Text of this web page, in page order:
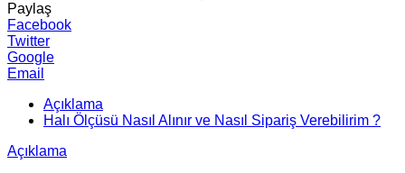
Paylaş
Facebook
Twitter
Google
Email
Açıklama
Halı Ölçüsü Nasıl Alınır ve Nasıl Sipariş Verebilirim ?
Açıklama